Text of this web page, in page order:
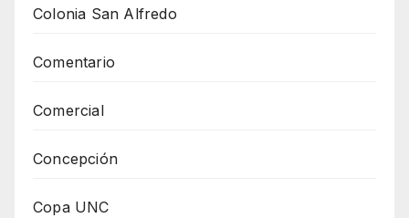
Colonia San Alfredo
Comentario
Comercial
Concepción
Copa UNC